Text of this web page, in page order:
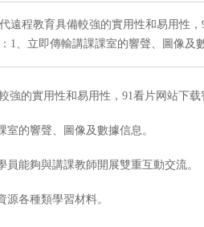
遠程教育具備較強的實用性和易用性
1、立即傳輸講課課室的響聲、圖像及
強的實用性和易用性，91看片网站下
室的響聲、圖像及數據信息。
員能夠與講課教師開展雙重互動交流。
源各種類學習材料。